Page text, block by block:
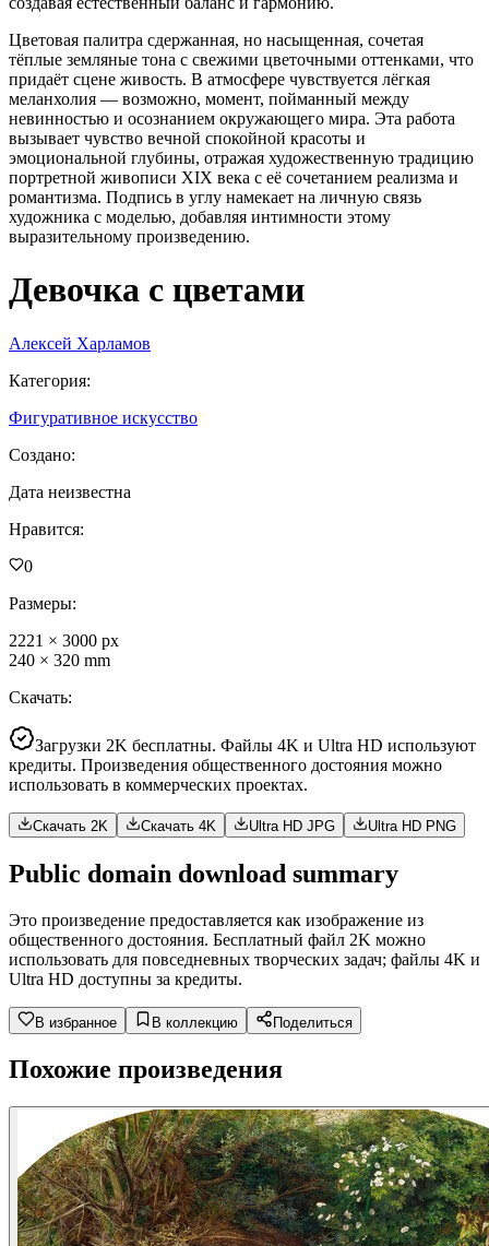
Цветовая палитра сдержанная, но насыщенная, сочетая
тёплые земляные тона с свежими цветочными оттенками, что
придаёт сцене живость. В атмосфере чувствуется лёгкая
меланхолия — возможно, момент, пойманный между
невинностью и осознанием окружающего мира. Эта работа
вызывает чувство вечной спокойной красоты и
эмоциональной глубины, отражая художественную традицию
портретной живописи XIX века с её сочетанием реализма и
романтизма. Подпись в углу намекает на личную связь
художника с моделью, добавляя интимности этому
выразительному произведению.
Девочка с цветами
Алексей Харламов
Категория:
Фигуративное искусство
Создано:
Дата неизвестна
Нравится:
0
Размеры:
2221 × 3000 px
240 × 320 mm
Скачать:
Загрузки 2K бесплатны. Файлы 4K и Ultra HD используют
кредиты. Произведения общественного достояния можно
использовать в коммерческих проектах.
Скачать 2K Скачать 4K Ultra HD JPG Ultra HD PNG
Public domain download summary
Это произведение предоставляется как изображение из
общественного достояния. Бесплатный файл 2K можно
использовать для повседневных творческих задач; файлы 4K и
Ultra HD доступны за кредиты.
В избранное В коллекцию Поделиться
Похожие произведения